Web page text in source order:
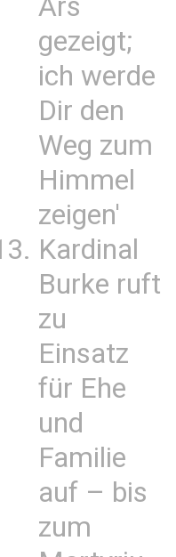
Ars
gezeigt;
ich werde
Dir den
Weg zum
Himmel
zeigen'
Kardinal
Burke ruft
zu
Einsatz
für Ehe
und
Familie
auf – bis
zum